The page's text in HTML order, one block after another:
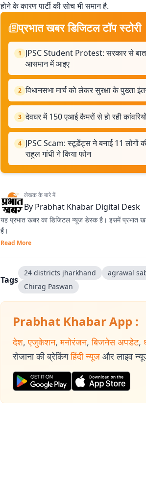
होने के कारण पार्टी की सोच भी समान है.
प्रभात खबर डिजिटल टॉप स्टोरी
1
JPSC Student Protest: सरकार से
आसमान में आइए
2 विधानसभा मार्च को लेकर सुरक्षा के पुख्ता
3 देवघर में 150 एआई कैमरों से हो रही
4 JPSC Scam: स्टूडेंंट्स ने बनाई 11 लोगों
राहुल गांधी ने किया फोन
लेखक के बारे में
By Prabhat Khabar Digital Desk
यह प्रभात खबर का डिजिटल न्यूज डेस्क है। इसमें प्रभात
हैं।
Read More
Tags
24 districts jharkhand agrawal
Chirag Paswan
Prabhat Khabar App :
देश, एजुकेशन, मनोरंजन, बिजनेस अपडेट,
रोजाना की ब्रेकिंग हिंदी न्यूज और लाइव